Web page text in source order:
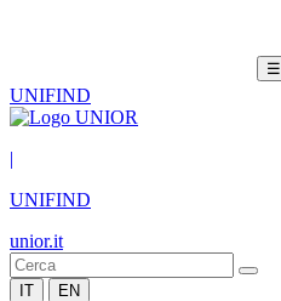
☰
UNIFIND
|
UNIFIND
unior.it
IT EN